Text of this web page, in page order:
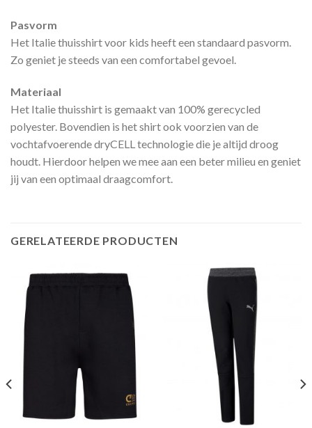
Pasvorm
Het Italie thuisshirt voor kids heeft een standaard pasvorm.
Zo geniet je steeds van een comfortabel gevoel.
Materiaal
Het Italie thuisshirt is gemaakt van 100% gerecycled
polyester. Bovendien is het shirt ook voorzien van de
vochtafvoerende dryCELL technologie die je altijd droog
houdt. Hierdoor helpen we mee aan een beter milieu en geniet
jij van een optimaal draagcomfort.
GERELATEERDE PRODUCTEN